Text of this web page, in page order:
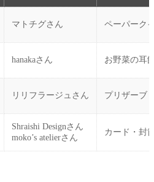
マトチグさん ペーパーク
hanakaさん お野菜の耳
リリフラージュさん プリザーブ
Shraishi Designさん
moko’s atelierさん
カード・封